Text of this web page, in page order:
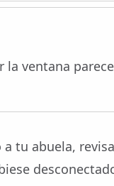
ventana
tu abuela,